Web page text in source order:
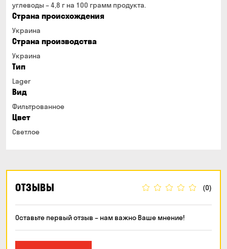
углеводы – 4,8 г на 100 грамм продукта.
Страна происхождения
Украина
Страна производства
Украина
Тип
Lager
Вид
Фильтрованное
Цвет
Светлое
ОТЗЫВЫ (0)
Оставьте первый отзыв – нам важно Ваше мнение!